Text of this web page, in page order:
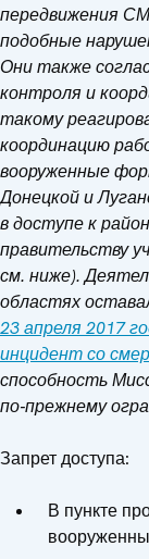
передвижения
подобные
Они также
контроля и
такому
координацию
вооруженные
Донецкой и
в доступе к
правительству
см. ниже).
областях
23 апреля 2017
инцидент со
способность
по‑прежнему
Запрет доступа:
В пункте